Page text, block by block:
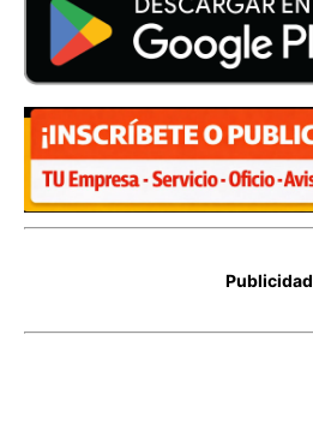
Publicidad